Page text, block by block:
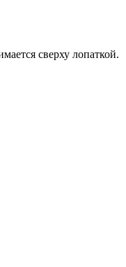
сверху лопаткой.